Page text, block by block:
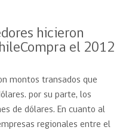
hicieron
el 2012
montos transados que
por su parte, los
de dólares. En cuanto al
regionales entre el